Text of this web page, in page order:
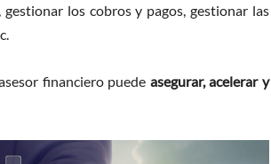
los cobros y pagos, gestionar las
financiero puede asegurar, acelerar y